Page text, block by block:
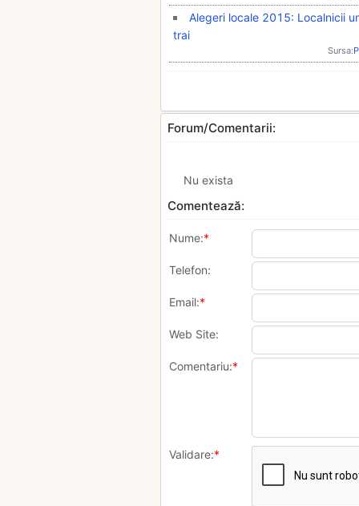
Alegeri locale 2015: Localnicii
trai
Sursa:
Forum/Comentarii:
Nu exista
Comentează:
Nume:*
Telefon:
Email:*
Web Site:
Comentariu:*
Validare:*